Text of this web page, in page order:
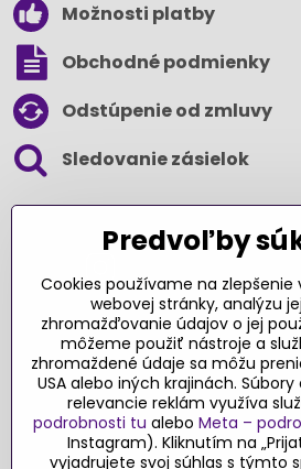
Možnosti platby
Obchodné podmienky
Odstúpenie od zmluvy
Sledovanie zásielok
Ďakujeme za podporu
Sme slovenský e-shop​.
vďaka vám – rodičom a
v poctivý výber
pridanou hodnotou​.
Predvoľby
Cookies používame na
webovej stránky, analýzu
zhromažďovanie údajov o jej
môžeme použiť nástroje a
zhromaždené údaje sa môžu
USA alebo iných krajinách.
relevancie reklám využíva
podrobnosti tu alebo Meta –
Instagram). Kliknutím na
vyjadrujete svoj súhlas s týmto